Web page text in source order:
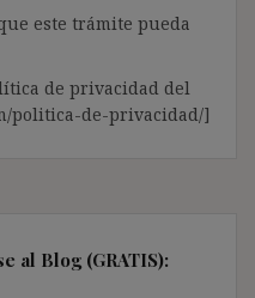
este trámite pueda
de privacidad del
politica-de-privacidad/]
al Blog (GRATIS):